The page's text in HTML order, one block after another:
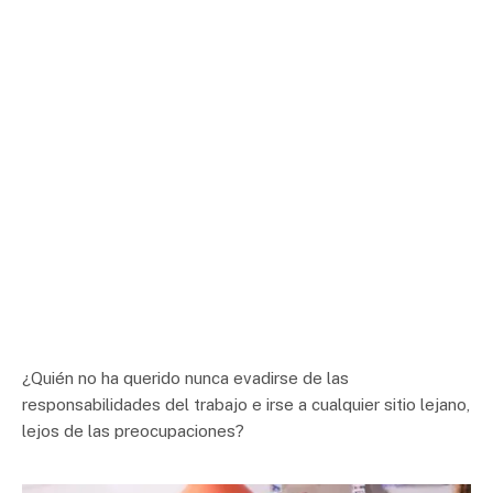
¿Quién no ha querido nunca evadirse de las
responsabilidades del trabajo e irse a cualquier sitio lejano,
lejos de las preocupaciones?